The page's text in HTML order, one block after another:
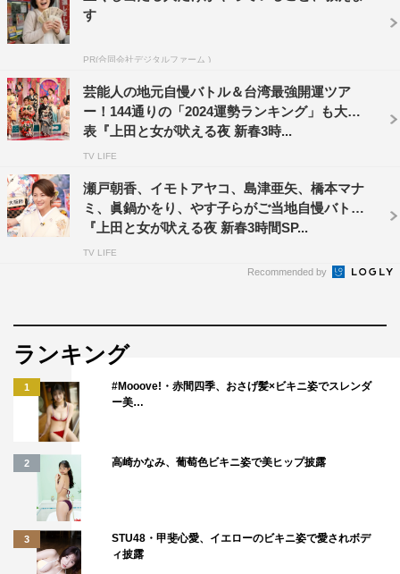
『上田と女が吠える夜 笑う女には福来る！新春3時間SP』浅田舞©日
本テレビ
浅田舞は、マツコが「ダークホース」と名付ける“隠れズ
ボラ”。身の回りのことに気を使わない浅田は、妹・真央
から「自分の姿、ちゃんと鏡で見た？」と言われてしまう
がブチギレる。
重盛さと美は、旅行でお土産を買っても「渡す前に賞味期
限が切れる」という。そんなズボラな性格が災いして怖い
目に遭ったことも。「ある日、家に帰ったら真っ暗で。誰
かに狙われてるんだと思って…」。身の危険を感じた重盛
にまさかの結末が。
大家志津香は、『上田と女』に出演してからズボラなイメ
ージが定着。「この番組で『洗い物が面倒くさいから手で
お茶を飲む』って言った後、定食屋さんに行ったら、店主
す
PR(合同会社デジタルファーム )
芸能人の地元自慢バトル＆台湾最強開運ツア
ー！144通りの「2024運勢ランキング」も大発
表『上田と女が吠える夜 新春3時...
TV LIFE
瀬戸朝香、イモトアヤコ、島津亜矢、橋本マナ
ミ、眞鍋かをり、やす子らがご当地自慢バトル
『上田と女が吠える夜 新春3時間SP...
TV LIFE
Recommended by
ランキング
1
#Mooove!・赤間四季、おさげ髪×ビキニ姿でスレンダ
ー美…
2 高崎かなみ、葡萄色ビキニ姿で美ヒップ披露
3
STU48・甲斐心愛、イエローのビキニ姿で愛されボデ
ィ披露